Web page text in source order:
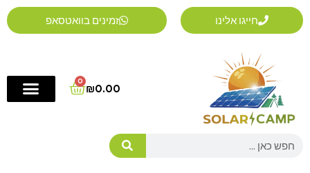
דילוג
לתוכן
חייגו אלינו זמינים בוואטסאפ
₪0.00
0
Cart
Search